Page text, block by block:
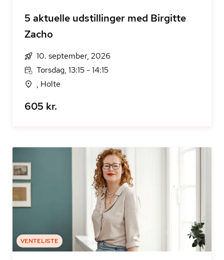
5 aktuelle udstillinger med Birgitte
Zacho
10. september, 2026
Torsdag, 13:15 - 14:15
, Holte
605 kr.
VENTELISTE